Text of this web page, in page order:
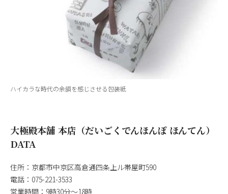
ハイカラな時代の余韻を感じさせる包装紙
大極殿本舗 本店（だいごくでんほんぽ ほんてん）
DATA
住所：京都市中京区高倉通四条上ル帯屋町590
電話：075-221-3533
営業時間：9時30分～18時